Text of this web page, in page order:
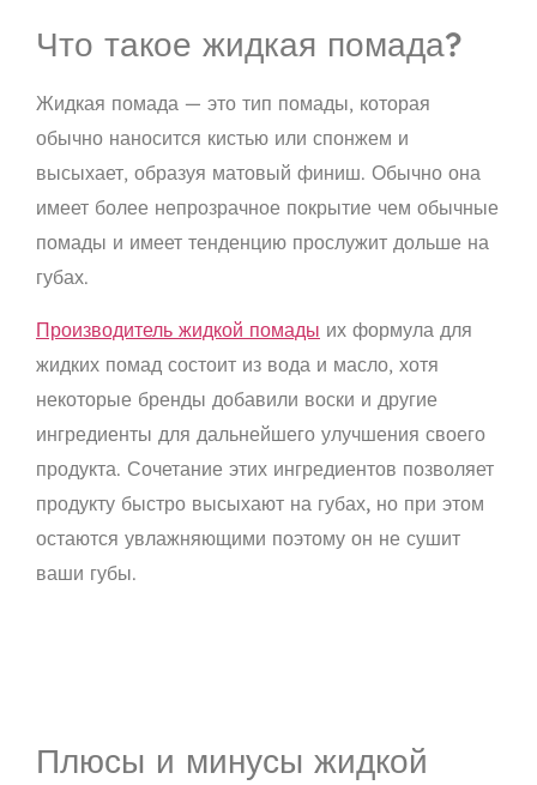
Что такое жидкая помада?
Жидкая помада — это тип помады, которая
обычно наносится кистью или спонжем и
высыхает, образуя матовый финиш. Обычно она
имеет более непрозрачное покрытие чем обычные
помады и имеет тенденцию прослужит дольше на
губах.
Производитель жидкой помады их формула для
жидких помад состоит из вода и масло, хотя
некоторые бренды добавили воски и другие
ингредиенты для дальнейшего улучшения своего
продукта. Сочетание этих ингредиентов позволяет
продукту быстро высыхают на губах, но при этом
остаются увлажняющими поэтому он не сушит
ваши губы.
Плюсы и минусы жидкой